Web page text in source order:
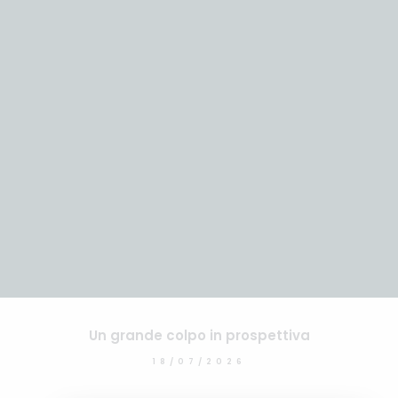
Un grande colpo in prospettiva
18/07/2026